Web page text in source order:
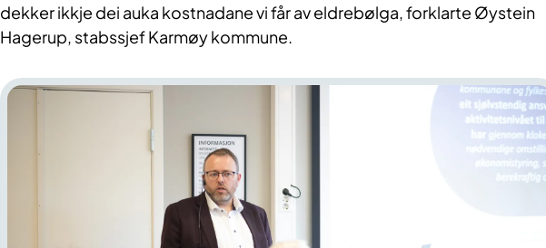
dekker ikkje dei auka kostnadane vi får av eldrebølga, forklarte Øystein
Hagerup, stabssjef Karmøy kommune.